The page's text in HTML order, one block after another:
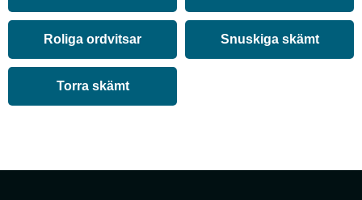
Roliga ordvitsar Snuskiga skämt
Torra skämt